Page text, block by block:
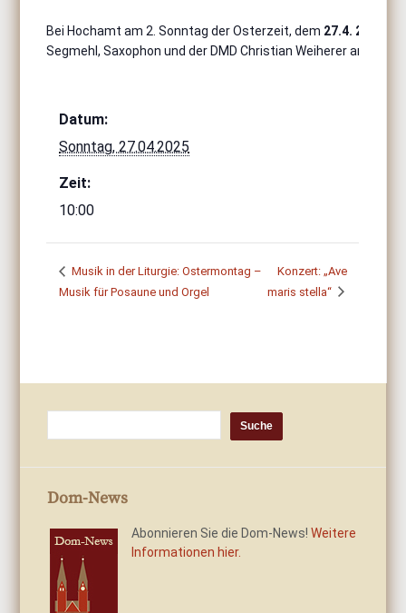
Bei Hochamt am 2. Sonntag der Osterzeit, dem 27.4. 2025
Segmehl, Saxophon und der DMD Christian Weiherer an der
Datum:
Sonntag, 27.04.2025
Zeit:
10:00
Musik in der Liturgie: Ostermontag –
Musik für Posaune und Orgel
Konzert: „Ave
maris stella“
Dom-News
Abonnieren Sie die Dom-News!Weitere
Informationen hier.